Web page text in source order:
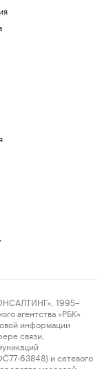
1995–
агентства «РБК»
информации
связи,
63848) и сетевого